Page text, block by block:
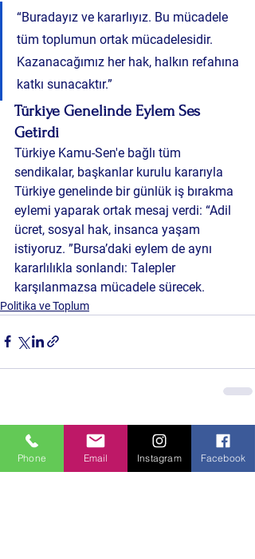
“Buradayız ve kararlıyız. Bu mücadele
tüm toplumun ortak mücadelesidir.
Kazanacağımız her hak, halkın refahına
katkı sunacaktır.”
Türkiye Genelinde Eylem Ses
Getirdi
Türkiye Kamu-Sen'e bağlı tüm
sendikalar, başkanlar kurulu kararıyla
Türkiye genelinde bir günlük iş bırakma
eylemi yaparak ortak mesaj verdi: “Adil
ücret, sosyal hak, insanca yaşam
istiyoruz. ”Bursa’daki eylem de aynı
kararlılıkla sonlandı: Talepler
karşılanmazsa mücadele sürecek.
Politika ve Toplum
Son Yazılar Hepsini Gör
Phone Email Instagram Facebook